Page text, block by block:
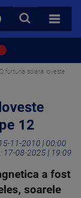
CAUTA
TOATE
furtuna solara loveste
12
15-11-2010 | 00:00
17-08-2025 | 19:09
a fost
soarele